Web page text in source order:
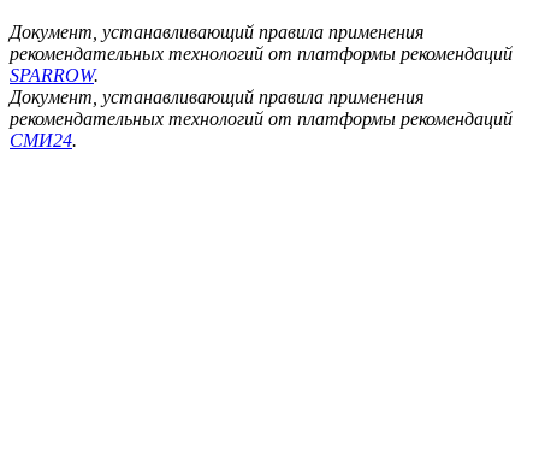
Документ, устанавливающий правила применения
рекомендательных технологий от платформы рекомендаций
SPARROW.
Документ, устанавливающий правила применения
рекомендательных технологий от платформы рекомендаций
СМИ24.